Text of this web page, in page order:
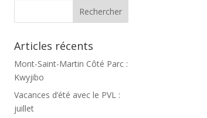
Articles récents
Mont-Saint-Martin Côté Parc :
Kwyjibo
Vacances d’été avec le PVL :
juillet